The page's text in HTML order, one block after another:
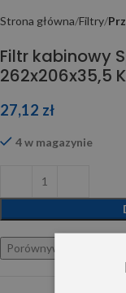
Strona główna Filtry
Filtr kabinowy
262x206x35,5
27,12 zł
4 w magazynie
Porównywarka